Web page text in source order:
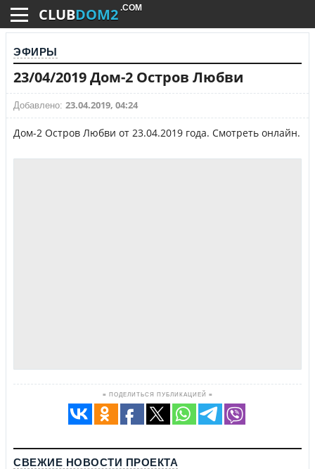
CLUBDOM2 .COM
ЭФИРЫ
23/04/2019 Дом-2 Остров Любви
Добавлено: 23.04.2019, 04:24
Дом-2 Остров Любви от 23.04.2019 года. Смотреть онлайн.
≡ ПОДЕЛИТЬСЯ ПУБЛИКАЦИЕЙ ≡
СВЕЖИЕ НОВОСТИ ПРОЕКТА